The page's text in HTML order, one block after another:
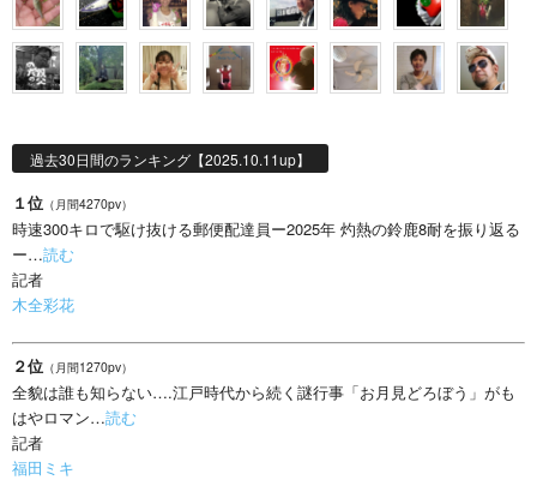
過去30日間のランキング【2025.10.11up】
１位 （月間4270pv）
時速300キロで駆け抜ける郵便配達員ー2025年 灼熱の鈴鹿8耐を振り返る
ー…読む
記者
木全彩花
２位 （月間1270pv）
全貌は誰も知らない….江戸時代から続く謎行事「お月見どろぼう」がも
はやロマン…読む
記者
福田ミキ